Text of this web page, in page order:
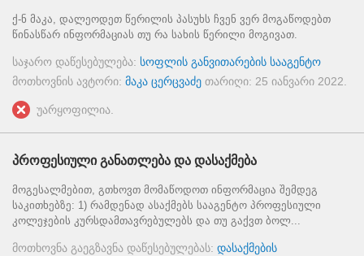
ქ-ნ მაკა, დალეოდეთ წერილის პასუხს ჩვენ ვერ მოგაწოდებთ
წინასწარ ინფორმაციას თუ რა სახის წერილი მოგივათ.
საჯარო დაწესებულება: სოფლის განვითარების სააგენტო
მოთხოვნის ავტორი: მაკა ცერცვაძე თარიღი: 25 იანვარი 2022
უარყოფილია.
პროფესიული განათლება და დასაქმება
მოგესალმებით, გთხოვთ მომაწოდოთ ინფორმაცია შემდეგ
საკითხებზე: 1) რამდენად ასაქმებს სააგენტო პროფესიული
კოლეჯების კურსდამთავრებულებს და თუ გაქვთ ბოლ...
მოთხოვნა გაეგზავნა დაწესებულებას: დასაქმების